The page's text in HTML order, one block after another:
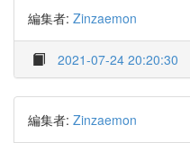
編集者: Zinzaemon
2021-07-24 20:20:30
編集者: Zinzaemon